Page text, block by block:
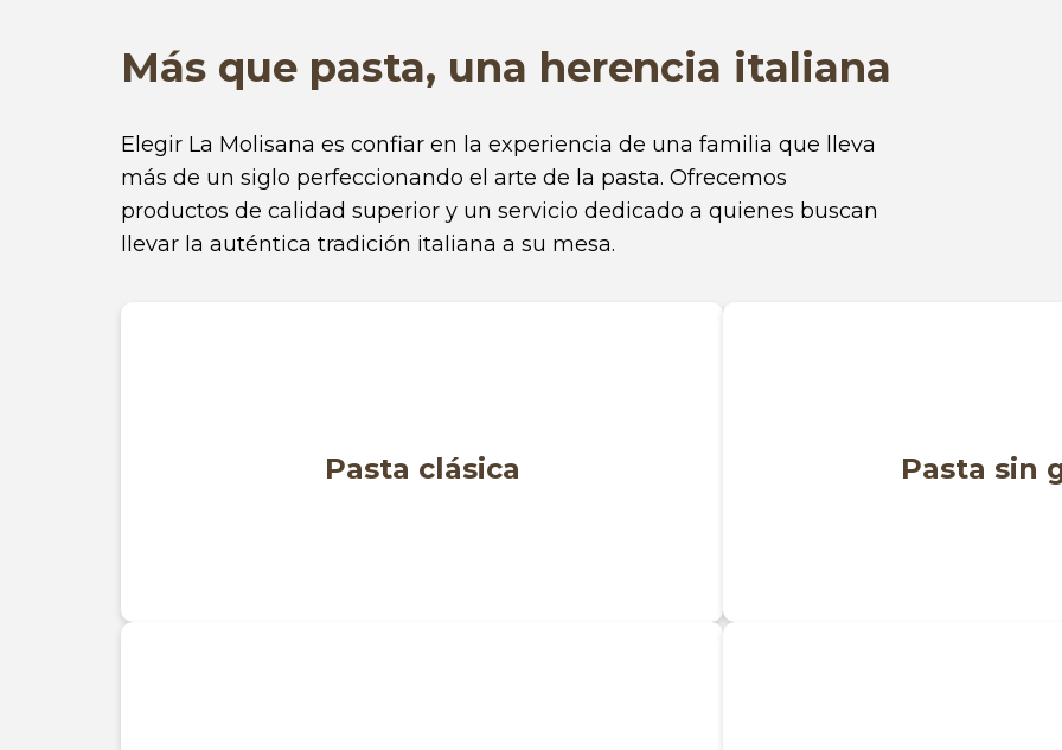
Más que pasta, una herencia italiana
Elegir La Molisana es confiar en la experiencia de una familia que lleva
más de un siglo perfeccionando el arte de la pasta. Ofrecemos
productos de calidad superior y un servicio dedicado a quienes buscan
llevar la auténtica tradición italiana a su mesa.
Pasta clásica Pasta sin